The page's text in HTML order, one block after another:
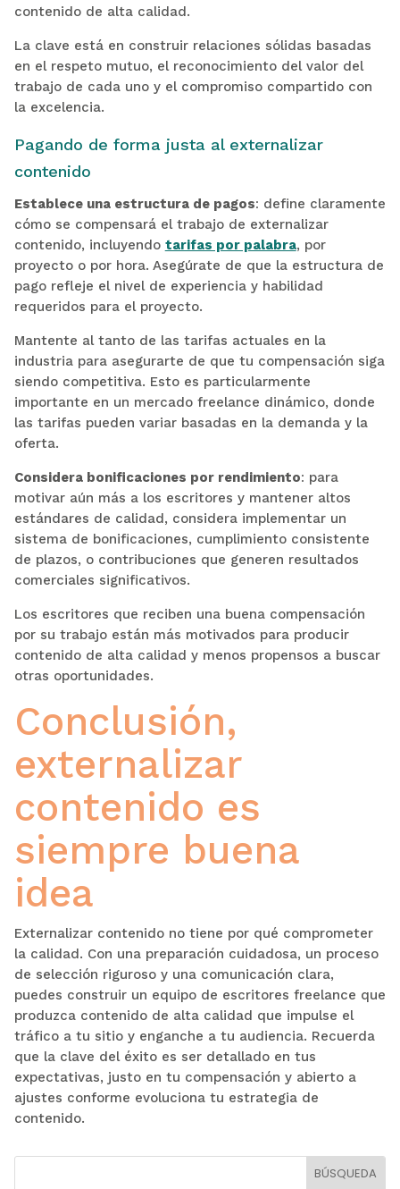
contenido de alta calidad.
La clave está en construir relaciones sólidas basadas
en el respeto mutuo, el reconocimiento del valor del
trabajo de cada uno y el compromiso compartido con
la excelencia.
Pagando de forma justa al externalizar
contenido
Establece una estructura de pagos: define claramente
cómo se compensará el trabajo de externalizar
contenido, incluyendo tarifas por palabra, por
proyecto o por hora. Asegúrate de que la estructura de
pago refleje el nivel de experiencia y habilidad
requeridos para el proyecto.
Mantente al tanto de las tarifas actuales en la
industria para asegurarte de que tu compensación siga
siendo competitiva. Esto es particularmente
importante en un mercado freelance dinámico, donde
las tarifas pueden variar basadas en la demanda y la
oferta.
Considera bonificaciones por rendimiento: para
motivar aún más a los escritores y mantener altos
estándares de calidad, considera implementar un
sistema de bonificaciones, cumplimiento consistente
de plazos, o contribuciones que generen resultados
comerciales significativos.
Los escritores que reciben una buena compensación
por su trabajo están más motivados para producir
contenido de alta calidad y menos propensos a buscar
otras oportunidades.
Conclusión,
externalizar
contenido es
siempre buena
idea
Externalizar contenido no tiene por qué comprometer
la calidad. Con una preparación cuidadosa, un proceso
de selección riguroso y una comunicación clara,
puedes construir un equipo de escritores freelance que
produzca contenido de alta calidad que impulse el
tráfico a tu sitio y enganche a tu audiencia. Recuerda
que la clave del éxito es ser detallado en tus
expectativas, justo en tu compensación y abierto a
ajustes conforme evoluciona tu estrategia de
contenido.